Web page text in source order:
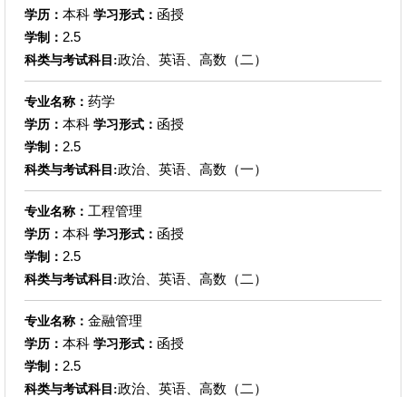
学历： 本科 学习形式： 函授
学制： 2.5
科类与考试科目:政治、英语、高数（二）
专业名称： 药学
学历： 本科 学习形式： 函授
学制： 2.5
科类与考试科目:政治、英语、高数（一）
专业名称： 工程管理
学历： 本科 学习形式： 函授
学制： 2.5
科类与考试科目:政治、英语、高数（二）
专业名称： 金融管理
学历： 本科 学习形式： 函授
学制： 2.5
科类与考试科目:政治、英语、高数（二）